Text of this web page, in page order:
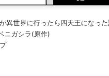
異世界に行ったら四天王になっ
ニガシラ(原作)